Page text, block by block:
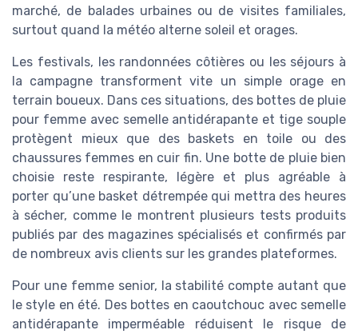
marché, de balades urbaines ou de visites familiales,
surtout quand la météo alterne soleil et orages.
Les festivals, les randonnées côtières ou les séjours à
la campagne transforment vite un simple orage en
terrain boueux. Dans ces situations, des bottes de pluie
pour femme avec semelle antidérapante et tige souple
protègent mieux que des baskets en toile ou des
chaussures femmes en cuir fin. Une botte de pluie bien
choisie reste respirante, légère et plus agréable à
porter qu’une basket détrempée qui mettra des heures
à sécher, comme le montrent plusieurs tests produits
publiés par des magazines spécialisés et confirmés par
de nombreux avis clients sur les grandes plateformes.
Pour une femme senior, la stabilité compte autant que
le style en été. Des bottes en caoutchouc avec semelle
antidérapante imperméable réduisent le risque de